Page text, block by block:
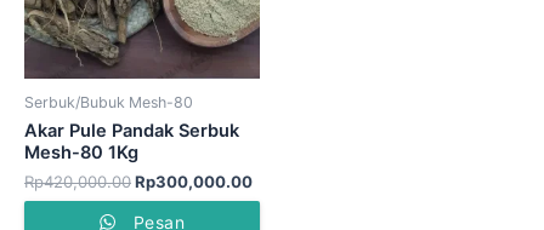
Serbuk/Bubuk Mesh-80
Akar Pule Pandak Serbuk
Mesh-80 1Kg
Rp420,000.00Rp300,000.00
Pesan